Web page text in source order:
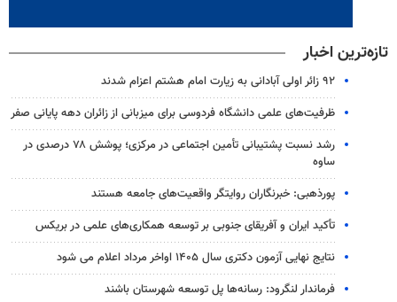
تازه‌ترین اخبار
۹۲ زائر اولی آبادانی به زیارت امام هشتم اعزام شدند
ظرفیت‌های علمی دانشگاه فردوسی برای میزبانی از زائران دهه پایانی صفر
رشد نسبت پشتیبانی تأمین اجتماعی در مرکزی؛ پوشش ۷۸ درصدی در
ساوه
پورذهبی: خبرنگاران روایتگر واقعیت‌های جامعه‌ هستند
تأکید ایران و آفریقای جنوبی بر توسعه همکاری‌های علمی در بریکس
نتایج نهایی آزمون دکتری سال ۱۴۰۵ اواخر مرداد اعلام می شود
فرماندار لنگرود: رسانه‌ها پل توسعه شهرستان باشند